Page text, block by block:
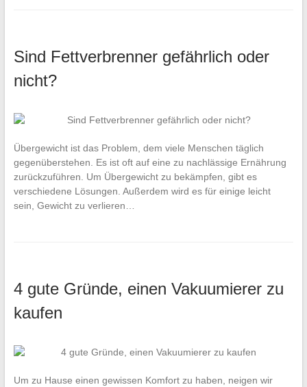
Sind Fettverbrenner gefährlich oder
nicht?
Übergewicht ist das Problem, dem viele Menschen täglich
gegenüberstehen. Es ist oft auf eine zu nachlässige Ernährung
zurückzuführen. Um Übergewicht zu bekämpfen, gibt es
verschiedene Lösungen. Außerdem wird es für einige leicht
sein, Gewicht zu verlieren…
4 gute Gründe, einen Vakuumierer zu
kaufen
Um zu Hause einen gewissen Komfort zu haben, neigen wir